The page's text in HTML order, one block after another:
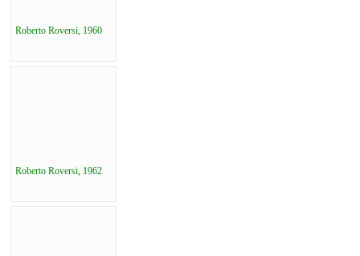
Roberto Roversi, 1960
Roberto Roversi, 1962